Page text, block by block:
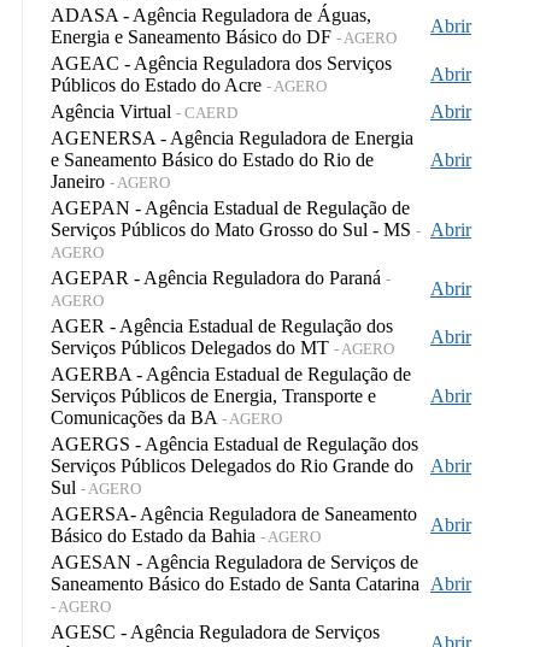
ADASA - Agência Reguladora de Águas,
Energia e Saneamento Básico do DF - AGERO
Abrir
AGEAC - Agência Reguladora dos Serviços
Públicos do Estado do Acre - AGERO
Abrir
Agência Virtual - CAERD
Abrir
AGENERSA - Agência Reguladora de Energia
e Saneamento Básico do Estado do Rio de
Janeiro - AGERO
Abrir
AGEPAN - Agência Estadual de Regulação de
Serviços Públicos do Mato Grosso do Sul - MS -
AGERO
Abrir
AGEPAR - Agência Reguladora do Paraná -
AGERO
Abrir
AGER - Agência Estadual de Regulação dos
Serviços Públicos Delegados do MT - AGERO
Abrir
AGERBA - Agência Estadual de Regulação de
Serviços Públicos de Energia, Transporte e
Comunicações da BA - AGERO
Abrir
AGERGS - Agência Estadual de Regulação dos
Serviços Públicos Delegados do Rio Grande do
Sul - AGERO
Abrir
AGERSA- Agência Reguladora de Saneamento
Básico do Estado da Bahia - AGERO
Abrir
AGESAN - Agência Reguladora de Serviços de
Saneamento Básico do Estado de Santa Catarina
- AGERO
Abrir
AGESC - Agência Reguladora de Serviços
Abrir